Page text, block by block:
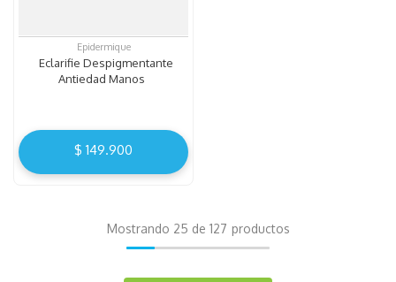
Epidermique
Eclarifie Despigmentante
Antiedad Manos
$ 149.900
Mostrando 25 de 127